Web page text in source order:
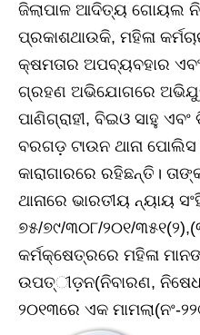
ଜିଲାପାଳ ଆଦିତ୍ୟ ଗୋୟଲ
ପ୍ରକାଶଥାଉକି, ମହିଳା
କ୍ଷମତାର ଅପବ୍ୟବହାର
ଗ୍ରହଣ ଅଭିଯୋଗରେ
ପାଣିଗ୍ରାହୀ, ବିଇଓ ସାହୁ
ବରଗଡ଼ ଟାଉନ ଥାନା
କାରାଗାରରେ ରହିଛନ୍ତି।
ଥାନାରେ ଭାରତୀୟ ନ୍ୟାୟ
୭୫/୭୯/୩୦୮/୨୦୧/
କର୍ମକ୍ଷେତ୍ରରେ ମହିଳା
ଉପତ୍ୀଡ଼ନ(ନିବାରଣ,
୨୦୧୩ରେ ଏକ ମାମଲା(ନଂ-